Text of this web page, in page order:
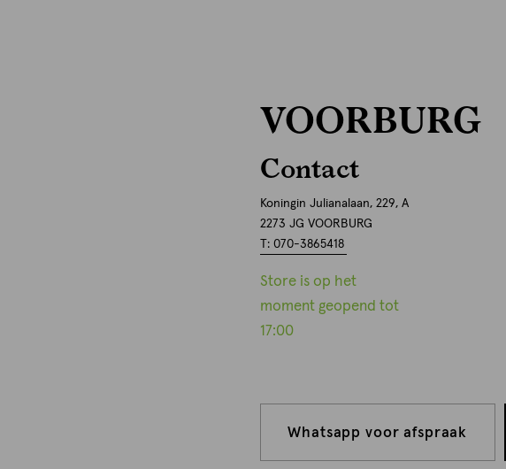
VOORBURG
Contact
Koningin Julianalaan, 229, A
2273 JG VOORBURG
T: 070-3865418
Store is op het
moment geopend tot
17:00
Whatsapp voor afspraak